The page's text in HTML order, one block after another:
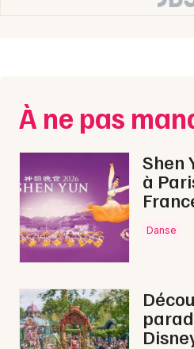
Mon email
À ne pas
Shen
à
Danse